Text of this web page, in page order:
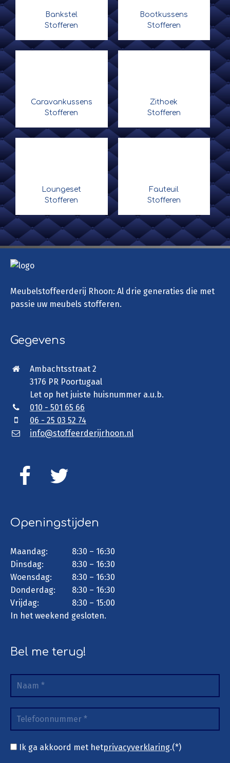
Bankstel
Stofferen
Bootkussens
Stofferen
Caravankussens
Stofferen
Zithoek
Stofferen
Loungeset
Stofferen
Fauteuil
Stofferen
Meubelstoffeerderij Rhoon: Al drie generaties die met
passie uw meubels stofferen.
Gegevens
Ambachtsstraat 2
3176 PR Poortugaal
Let op het juiste huisnummer a.u.b.
010 - 501 65 66
06 - 25 03 52 74
info@stoffeerderijrhoon.nl
Openingstijden
Maandag:
8:30 – 16:30
Dinsdag:
8:30 – 16:30
Woensdag:
8:30 – 16:30
Donderdag:
8:30 – 16:30
Vrijdag:
8:30 – 15:00
In het weekend gesloten.
Bel me terug!
Ik ga akkoord met hetprivacyverklaring.(*)